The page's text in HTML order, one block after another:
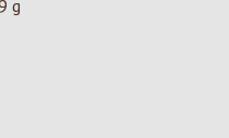
g